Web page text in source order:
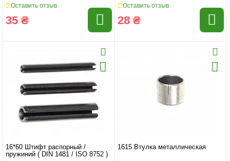
Оставить отзыв
35 ₴
Оставить отзыв
28 ₴
16*60 Штифт распорный /
пружиний ( DIN 1481 / ISO 8752 )
1615 Втулка металлическая